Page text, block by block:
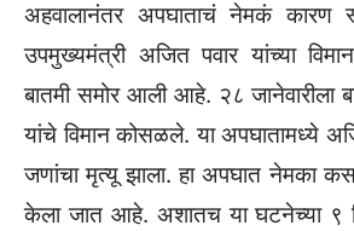
अहवालानंतर अपघाताचं नेमकं कारण
उपमुख्यमंत्री अजित पवार यांच्या
बातमी समोर आली आहे. २८ जानेवारीला
यांचे विमान कोसळले. या अपघातामध्ये
जणांचा मृत्यू झाला. हा अपघात नेमका
केला जात आहे. अशातच या घटनेच्या ९